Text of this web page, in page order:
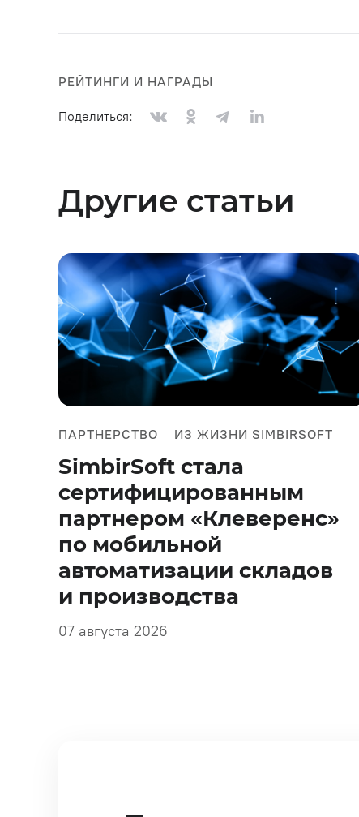
РЕЙТИНГИ И НАГРАДЫ
Поделиться:
Другие статьи
ПАРТНЕРСТВО ИЗ ЖИЗНИ SIMBIRSOFT
SimbirSoft стала
сертифицированным
партнером «Клеверенс»
по мобильной
автоматизации складов
и производства
07 августа 2026